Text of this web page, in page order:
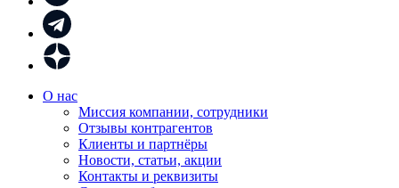
О нас
Миссия компании, сотрудники
Отзывы контрагентов
Клиенты и партнёры
Новости, статьи, акции
Контакты и реквизиты